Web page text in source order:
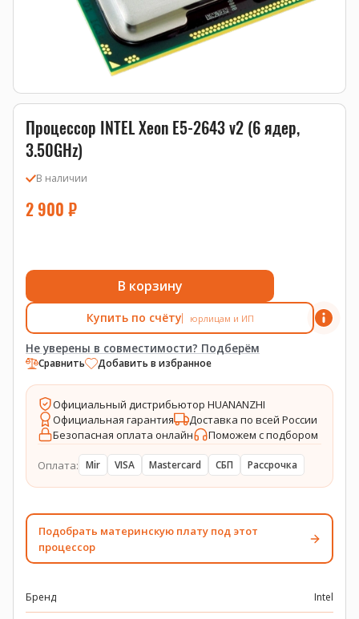
Процессор INTEL Xeon E5-2643 v2 (6 ядер,
3.50GHz)
В наличии
2 900 ₽
В корзину
Купить по счёту юрлицам и ИП
Не уверены в совместимости? Подберём
Сравнить Добавить в избранное
Официальный дистрибьютор HUANANZHI
Официальная гарантия
Доставка по всей России
Безопасная оплата онлайн
Поможем с подбором
Оплата: Mir VISA Mastercard СБП Рассрочка
Подобрать материнскую плату под этот
процессор
Бренд Intel